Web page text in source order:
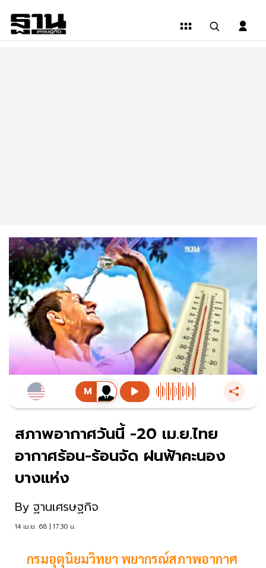
สภาพอากาศวันนี้ -20 เม.ย.ไทย
อากาศร้อน-ร้อนจัด ฝนฟ้าคะนอง
บางแห่ง
By ฐานเศรษฐกิจ
14 เม.ย. 68 | 17:30 น.
กรมอุตุนิยมวิทยา พยากรณ์สภาพอากาศ